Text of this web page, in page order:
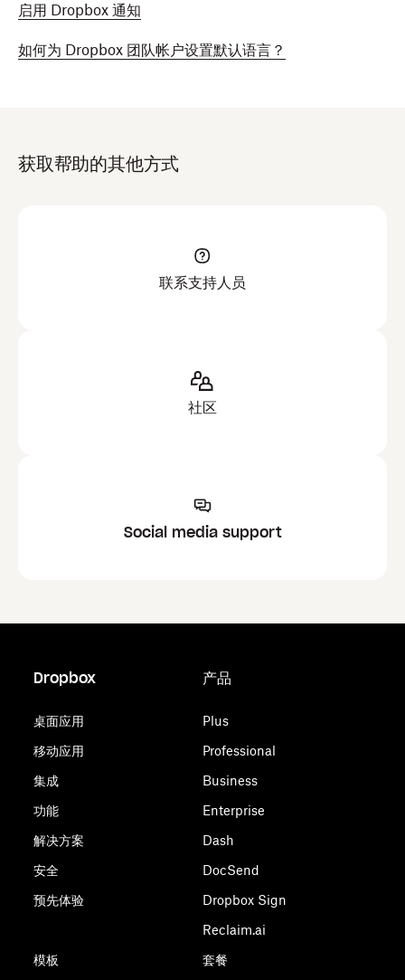
启用 Dropbox 通知
如何为 Dropbox 团队帐户设置默认语言？
获取帮助的其他方式
联系支持人员
社区
Social media support
Dropbox
桌面应用
移动应用
集成
功能
解决方案
安全
预先体验
模板
产品
Plus
Professional
Business
Enterprise
Dash
DocSend
Dropbox Sign
Reclaim.ai
套餐